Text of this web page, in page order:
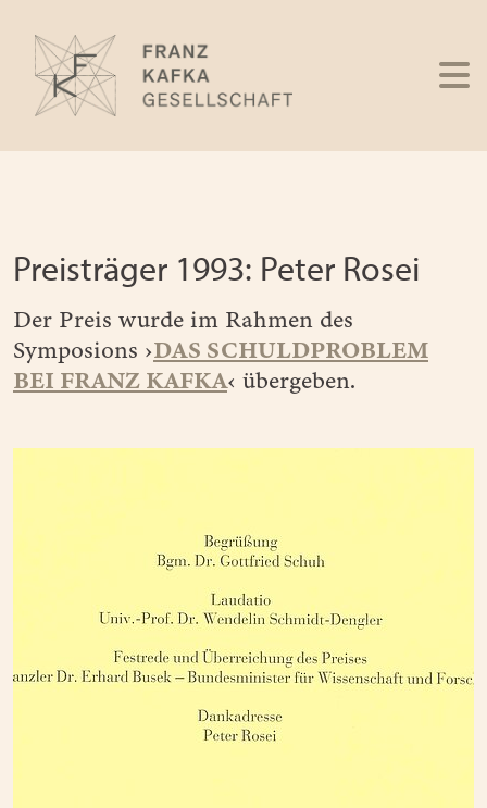
Preisträger 1993: Peter Rosei
Der Preis wurde im Rahmen des
Symposions ›DAS SCHULDPROBLEM
BEI FRANZ KAFKA‹ übergeben.